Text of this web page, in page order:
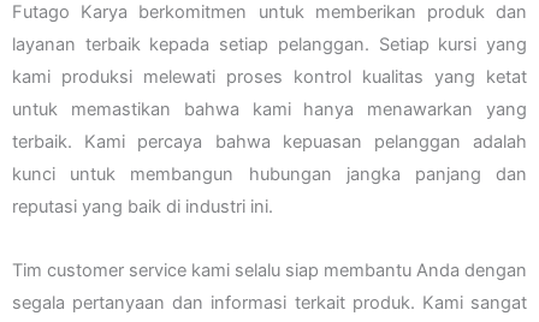
Futago Karya berkomitmen untuk memberikan produk dan
layanan terbaik kepada setiap pelanggan. Setiap kursi yang
kami produksi melewati proses kontrol kualitas yang ketat
untuk memastikan bahwa kami hanya menawarkan yang
terbaik. Kami percaya bahwa kepuasan pelanggan adalah
kunci untuk membangun hubungan jangka panjang dan
reputasi yang baik di industri ini.
Tim customer service kami selalu siap membantu Anda dengan
segala pertanyaan dan informasi terkait produk. Kami sangat